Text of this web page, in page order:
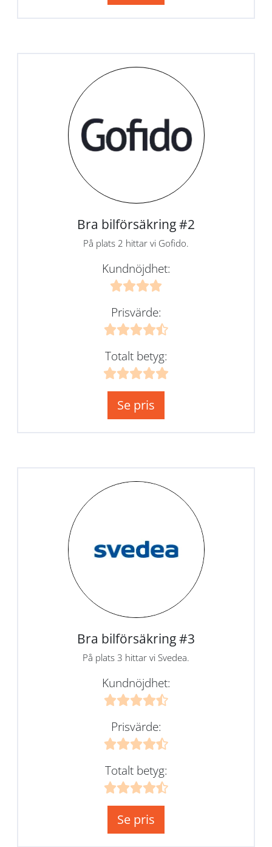
Bra bilförsäkring #2
På plats 2 hittar vi Gofido.
Kundnöjdhet:
Prisvärde:
Totalt betyg:
Se pris
Bra bilförsäkring #3
På plats 3 hittar vi Svedea.
Kundnöjdhet:
Prisvärde:
Totalt betyg:
Se pris